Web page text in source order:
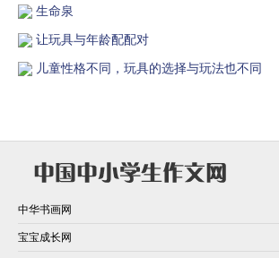
生命泉
让玩具与年龄配配对
儿童性格不同，玩具的选择与玩法也不同
中华书画网
宝宝成长网